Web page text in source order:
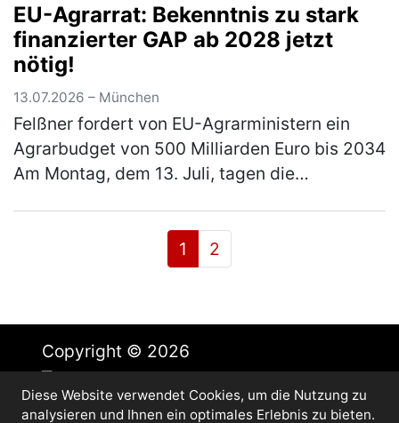
Besucher erleb… (mehr)
EU-Agrarrat: Bekenntnis zu stark
finanzierter GAP ab 2028 jetzt
nötig!
13.07.2026 – München
Felßner fordert von EU-Agrarministern ein
Agrarbudget von 500 Milliarden Euro bis 2034
Am Montag, dem 13. Juli, tagen die
1
2
Copyright © 2026
Impressum
Diese Website verwendet Cookies, um die Nutzung zu
analysieren und Ihnen ein optimales Erlebnis zu bieten.